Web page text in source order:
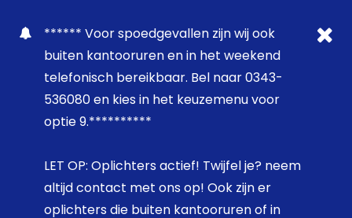
****** Voor spoedgevallen zijn wij ook
buiten kantooruren en in het weekend
telefonisch bereikbaar. Bel naar 0343-
536080 en kies in het keuzemenu voor
optie 9.**********
LET OP: Oplichters actief! Twijfel je? neem
altijd contact met ons op! Ook zijn er
oplichters die buiten kantooruren of in